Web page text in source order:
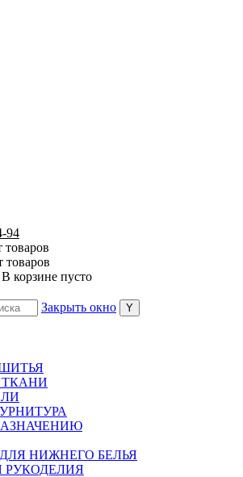
94
товаров
товаров
В корзине пусто
Закрыть окно
НИЖНЕГО БЕЛЬЯ
РУКОДЕЛИЯ